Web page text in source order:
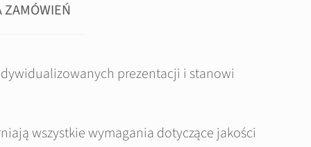
ZAMÓWIEŃ
prezentacji i stanowi
wszystkie wymagania dotyczące jakości